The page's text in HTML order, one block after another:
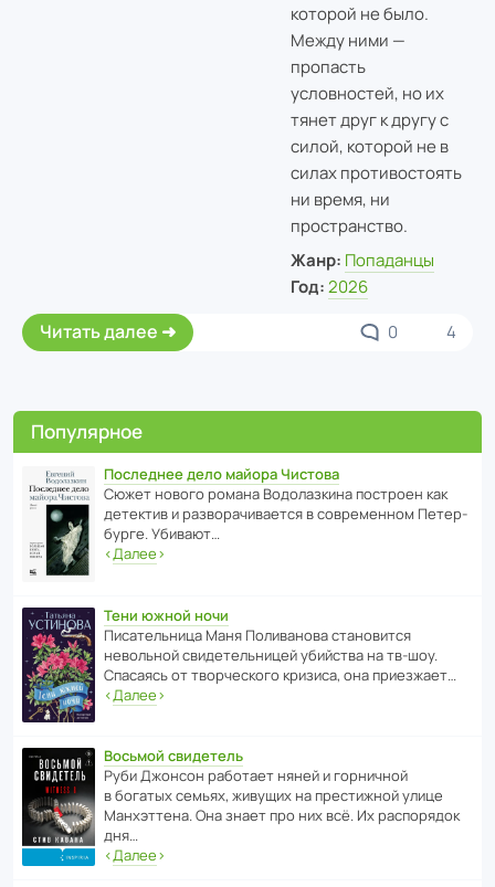
которой не было.
Между ними —
пропасть
условностей, но их
тянет друг к другу с
силой, которой не в
силах противостоять
ни время, ни
пространство.
Жанр: Попаданцы
Год: 2026
Читать далее 0 4
Популярное
Последнее дело майора Чистова
Сюжет нового романа Водо­ла­з­кина пост­роен как
дете­ктив и разво­ра­чи­ва­ется в совре­менном Пете­р­
бурге. Убивают…
‹Далее›
Тени южной ночи
Писа­тель­ница Маня Поли­ва­нова стано­вится
невольной свиде­тель­ницей убийства на тв-шоу.
Спасаясь от твор­че­с­кого кризиса, она приезжает…
‹Далее›
Восьмой свидетель
Руби Джонсон рабо­тает няней и горни­чной
в богатых семьях, живущих на прес­ти­жной улице
Манх­эт­тена. Она знает про них всё. Их распо­рядок
дня…
‹Далее›